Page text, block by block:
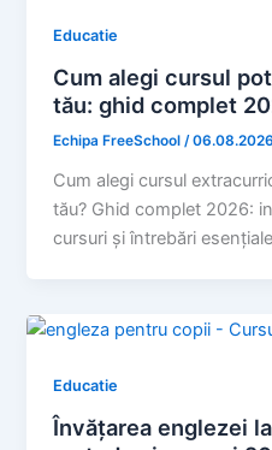
Educatie
Cum alegi cursul
tău: ghid complet
Echipa FreeSchool/06.08.2026
Cum alegi cursul
tău? Ghid complet 2026:
cursuri și întrebări
Educatie
Învățarea englezei